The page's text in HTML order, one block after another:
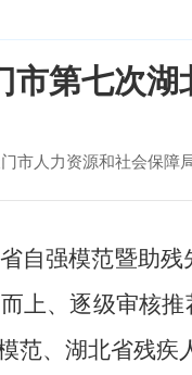
市第七次
市人力资源和社会保障
自强模范暨助残
上、逐级审核推
范、湖北省残疾